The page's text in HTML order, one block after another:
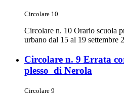
Circolare 10
Circolare n. 10 Orario scuola
urbano dal 15 al 19 settembre
Circolare n. 9 Errata
plesso di Nerola
Circolare 9